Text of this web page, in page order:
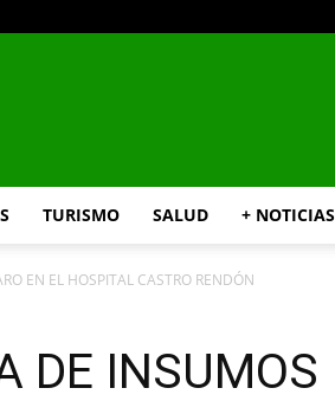
INFO24
TURISMO SALUD + NOTICIAS
EN EL HOSPITAL CASTRO RENDÓN
DE INSUMOS